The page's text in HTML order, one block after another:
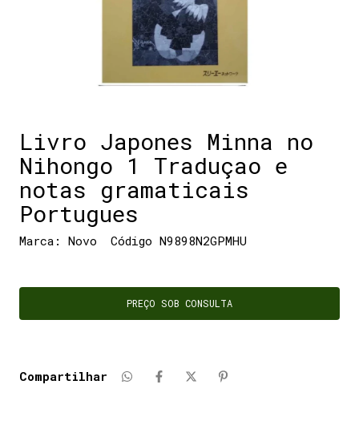
Livro Japones Minna no
Nihongo 1 Traduçao e
notas gramaticais
Portugues
Marca: Novo Código N9898N2GPMHU
Compartilhar